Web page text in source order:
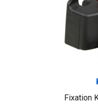
Fixation